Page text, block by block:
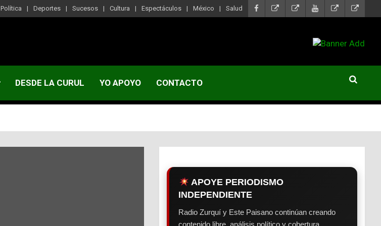
Política Deportes Sucesos Cultura Espectáculos México Salud
DESDE LA CURUL YO APOYO CONTACTO
APOYE PERIODISMO
INDEPENDIENTE
Radio Zurquí y Este Paisano continúan creando
contenido libre, análisis político y cobertura